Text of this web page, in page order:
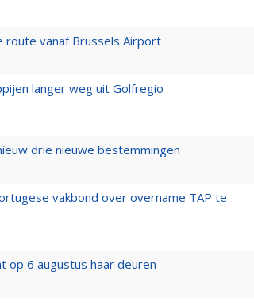
route vanaf Brussels Airport
langer weg uit Golfregio
drie nieuwe bestemmingen
vakbond over overname TAP te
op 6 augustus haar deuren